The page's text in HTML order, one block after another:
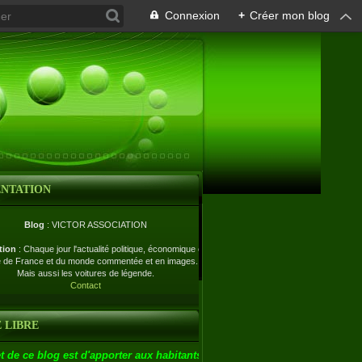
Connexion + Créer mon blog
Blog : VICTOR ASSOCIATION
: Chaque jour l'actualité politique, économique et
de France et du monde commentée et en images.
Mais aussi les voitures de légende.
Contact
LIBRE
de ce blog est d'apporter aux habitants